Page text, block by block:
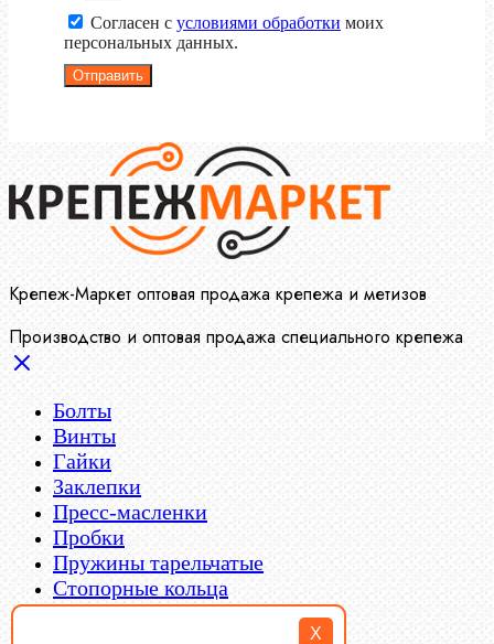
X
Согласен с условиями обработки моих
персональных данных.
Отправить
Крепеж-Маркет оптовая продажа крепежа и метизов
Производство и оптовая продажа специального крепежа
Болты
Винты
Гайки
Заклепки
Пресс-масленки
Пробки
Пружины тарельчатые
Стопорные кольца
Такелаж